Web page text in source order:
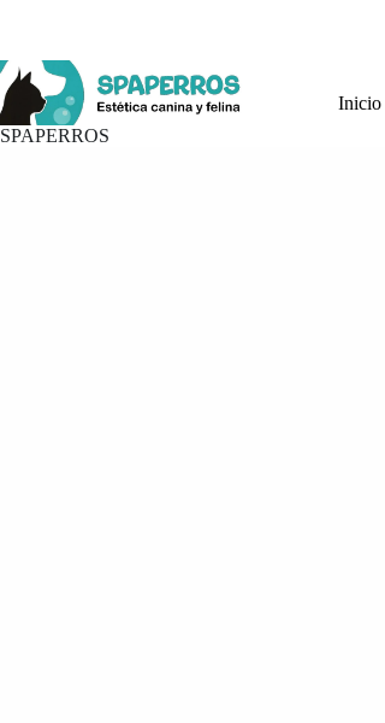
SPAPERROS
Inicio